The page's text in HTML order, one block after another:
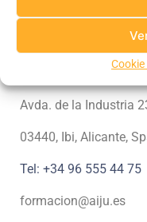
eadquarters
Avda. de la Industria
03440, Ibi, Alicante,
Tel: +34 96 555 44 75
formacion@aiju.es